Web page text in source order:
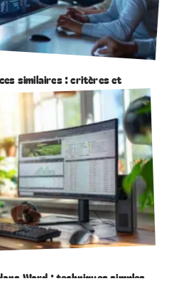
similaires : critères et
Word : techniques simples